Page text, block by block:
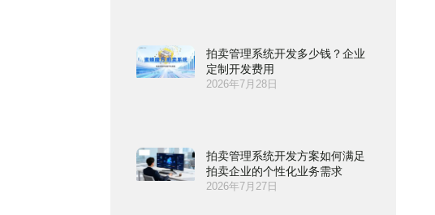
拍卖管理系统开发多少钱？企业
定制开发费用
2026年7月28日
拍卖管理系统开发方案如何满足
拍卖企业的个性化业务需求
2026年7月27日